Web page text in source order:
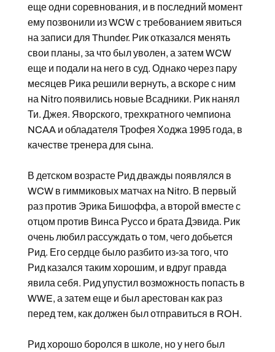
еще одни соревнования, и в последний момент
ему позвонили из WCW с требованием явиться
на записи для Thunder. Рик отказался менять
свои планы, за что был уволен, а затем WCW
еще и подали на него в суд. Однако через пару
месяцев Рика решили вернуть, а вскоре с ним
на Nitro появились новые Всадники. Рик нанял
Ти. Джея. Яворского, трехкратного чемпиона
NCAA и обладателя Трофея Ходжа 1995 года, в
качестве тренера для сына.
В детском возрасте Рид дважды появлялся в
WCW в гиммиковых матчах на Nitro. В первый
раз против Эрика Бишоффа, а второй вместе с
отцом против Винса Руссо и брата Дэвида. Рик
очень любил рассуждать о том, чего добьется
Рид. Его сердце было разбито из-за того, что
Рид казался таким хорошим, и вдруг правда
явила себя. Рид упустил возможность попасть в
WWE, а затем еще и был арестован как раз
перед тем, как должен был отправиться в ROH.
Рид хорошо боролся в школе, но у него был